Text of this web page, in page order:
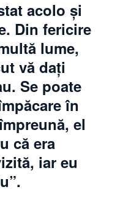
acolo şi
Din fericire
lume,
vă daţi
Se poate
în
el
că era
iar eu